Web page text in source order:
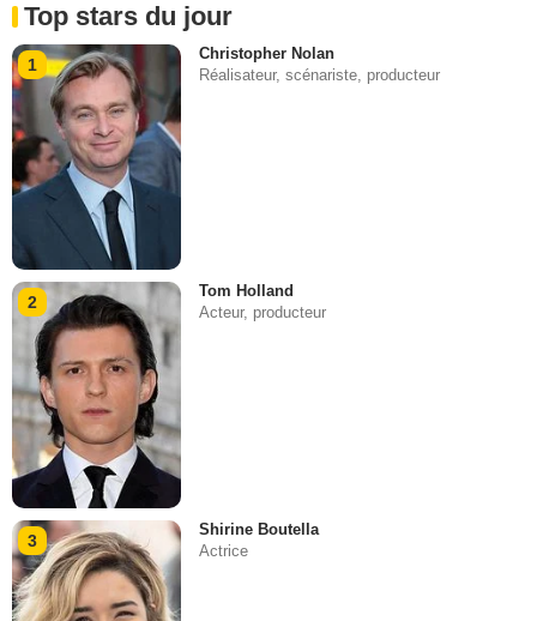
Top stars du jour
1
Christopher Nolan
Réalisateur, scénariste, producteur
2
Tom Holland
Acteur, producteur
3
Shirine Boutella
Actrice